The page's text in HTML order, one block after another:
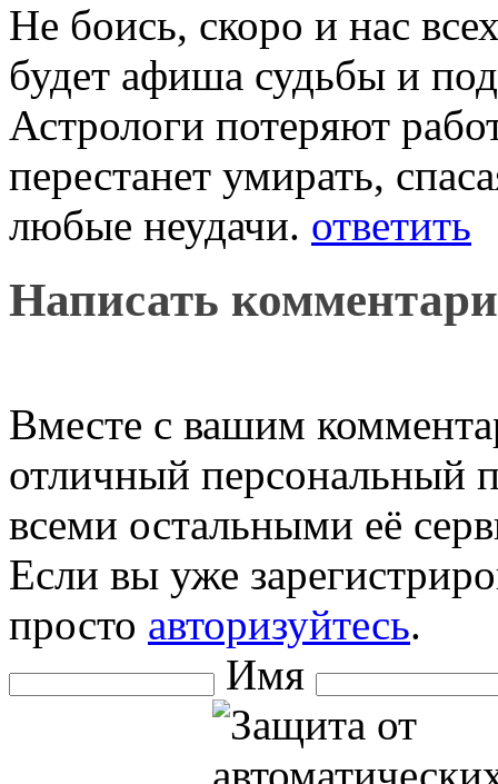
Не боись, скоро и нас
будет афиша судьбы и
Астрологи потеряют
перестанет умирать,
любые неудачи. ответить
Написать
Вместе с вашим
отличный персональный
всеми остальными её
Если вы уже
просто авторизуйтесь.
Имя